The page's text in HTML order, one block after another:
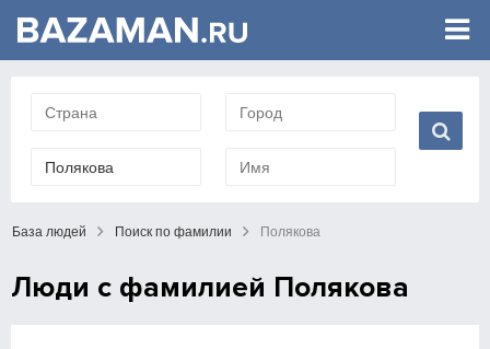
База людей Поиск по фамилии Полякова
Люди с фамилией Полякова